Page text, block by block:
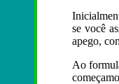
se você
apego,
Ao